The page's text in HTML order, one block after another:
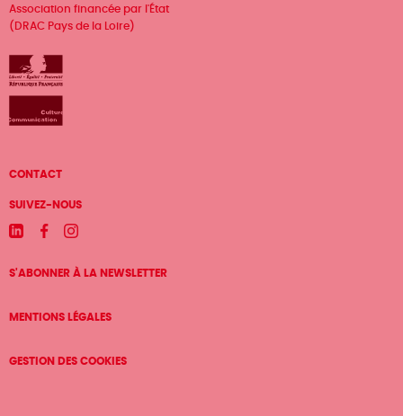
Association financée par l'État
(DRAC Pays de la Loire)
Menu
Pied
de
page
CONTACT
SUIVEZ-NOUS
LinkedinFacebookInstagram
S'ABONNER À LA NEWSLETTER
MENTIONS LÉGALES
GESTION DES COOKIES